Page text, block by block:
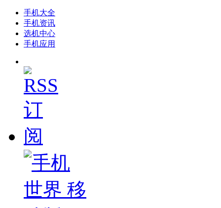
手机大全
手机资讯
选机中心
手机应用